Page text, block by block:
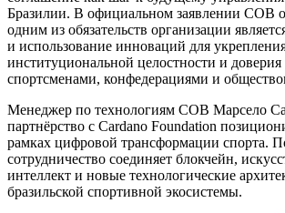
Бразилии. В официальном заявлении COB
одним из обязательств организации
и использование инноваций для
институциональной целостности и
спортсменами, конфедерациями и
Менеджер по технологиям COB Марсело
партнёрство с Cardano Foundation
рамках цифровой трансформации спорта.
сотрудничество соединяет блокчейн,
интеллект и новые технологические
бразильской спортивной экосистемы.